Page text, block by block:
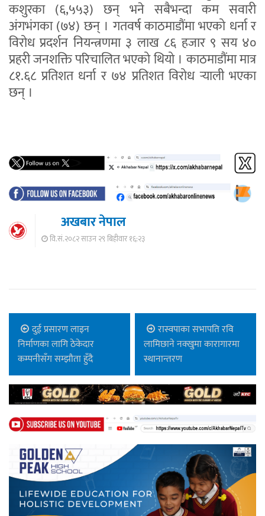
कशुरका (६,५५३) छन् भने सबैभन्दा कम सवारी
अंगभंगका (७४) छन् । गतवर्ष काठमाडौंमा भएको धर्ना र
विरोध प्रदर्शन नियन्त्रणमा ३ लाख ८६ हजार ९ सय ४०
प्रहरी जनशक्ति परिचालित भएको थियो । काठमाडौंमा मात्र
८१.६८ प्रतिशत धर्ना र ७४ प्रतिशत विरोध र्‍याली भएका
छन् ।
अखबार नेपाल
वि.सं.२०८२ साउन २९ बिहीवार १६:२३
दुई प्रसारण लाइन
निर्माणका लागि ठेकेदार
कम्पनीसँग सम्झौता हुँदै
रास्वपाका सभापति रवि
लामिछाने नक्खुमा कारागारमा
स्थानान्तरण